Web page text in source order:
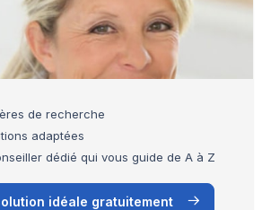
de recherche
adaptées
dédié qui vous guide de A à Z
idéale gratuitement